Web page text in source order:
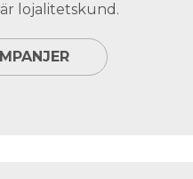
lojalitetskund.